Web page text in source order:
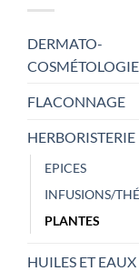
DERMATO-
COSMÉTOLOGIE
FLACONNAGE
HERBORISTERIE
EPICES
INFUSIONS/
PLANTES
HUILES ET